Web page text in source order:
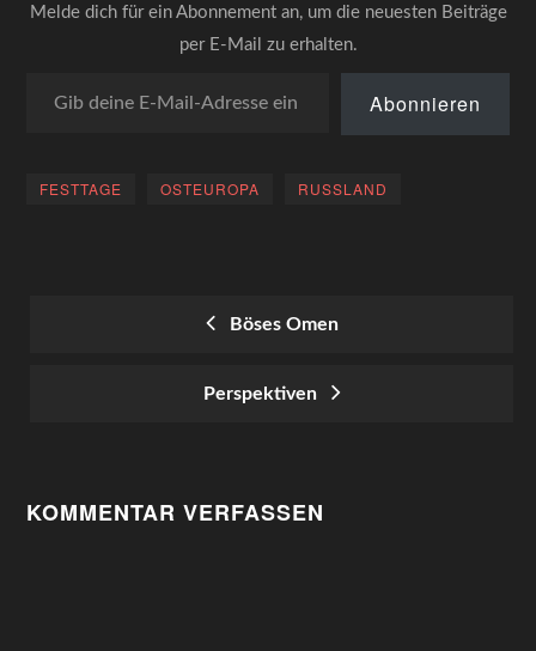
Melde dich für ein Abonnement an, um die neuesten Beiträge
per E-Mail zu erhalten.
Abonnieren
FESTTAGE OSTEUROPA RUSSLAND
Böses Omen
Perspektiven
KOMMENTAR VERFASSEN